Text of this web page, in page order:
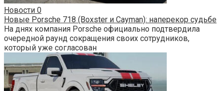
Новости 0
Новые Porsche 718 (Boxster и Cayman): наперекор судьбе
На днях компания Porsche официально подтвердила
очередной раунд сокращения своих сотрудников,
который уже согласован